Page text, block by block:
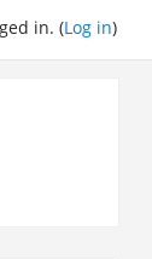
in. (Log in)